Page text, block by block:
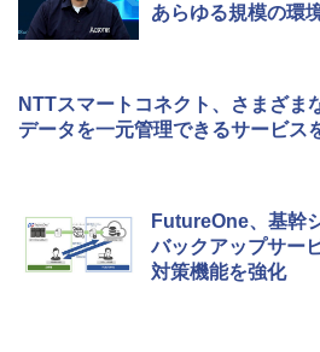
あらゆる規模の環
するオールインワ
NTTスマートコネクト、さまざま
データを一元管理できるサービス
FutureOne、基幹
バックアップサー
対策機能を強化